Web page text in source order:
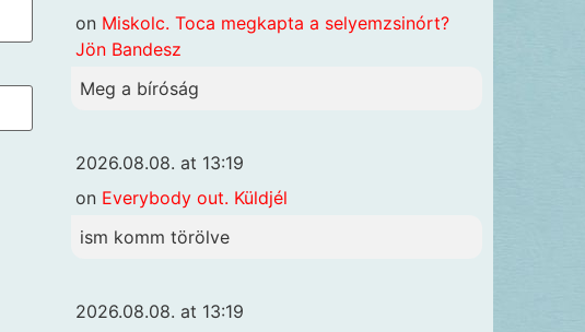
on Miskolc. Toca megkapta a selyemzsinórt?
Jön Bandesz
Meg a bíróság
2026.08.08. at 13:19
on Everybody out. Küldjél
ism komm törölve
2026.08.08. at 13:19